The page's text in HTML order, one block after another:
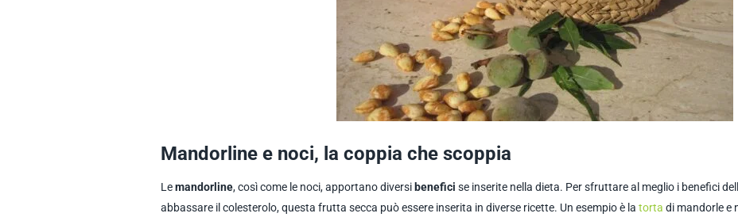
Mandorline e noci, la coppia che scoppia
Lemandorline, così come le noci, apportano diversi benefici se inserite nella dieta. Per sfruttare al meglio i benefici
abbassare il colesterolo, questa frutta secca può essere inserita in diverse ricette. Un esempio è la torta di mandorle e